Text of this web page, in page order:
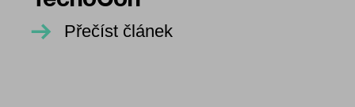
Přečíst článek